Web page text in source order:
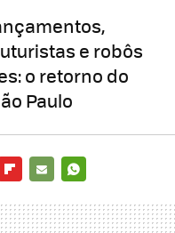
e robôs
o retorno do
Paulo
MAIL